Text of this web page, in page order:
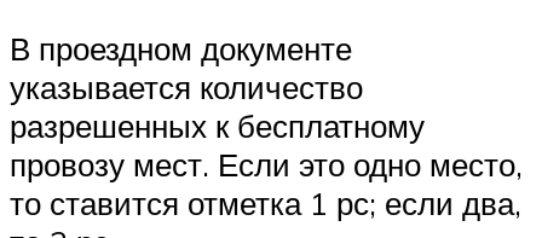
В проездном документе
указывается количество
разрешенных к бесплатному
провозу мест. Если это одно место,
то ставится отметка 1 рс; если два,